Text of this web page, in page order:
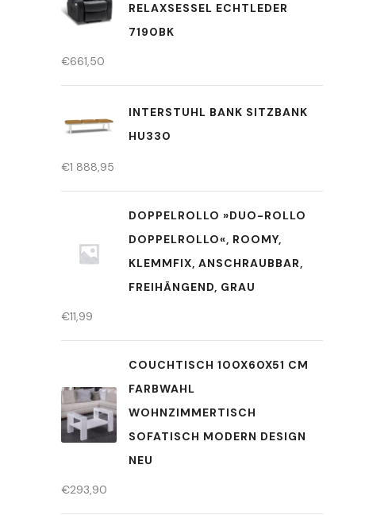
RELAXSESSEL ECHTLEDER
7190BK
€661,50
INTERSTUHL BANK SITZBANK
HU330
€1 888,95
DOPPELROLLO »DUO-ROLLO
DOPPELROLLO«, ROOMY,
KLEMMFIX, ANSCHRAUBBAR,
FREIHÄNGEND, GRAU
€11,99
COUCHTISCH 100X60X51 CM
FARBWAHL
WOHNZIMMERTISCH
SOFATISCH MODERN DESIGN
NEU
€293,90